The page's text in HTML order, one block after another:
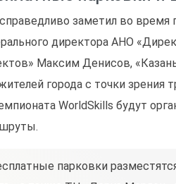
заметил во
директора АНО
Максим Денисов,
города с точки зрения
WorldSkills будут
парковки